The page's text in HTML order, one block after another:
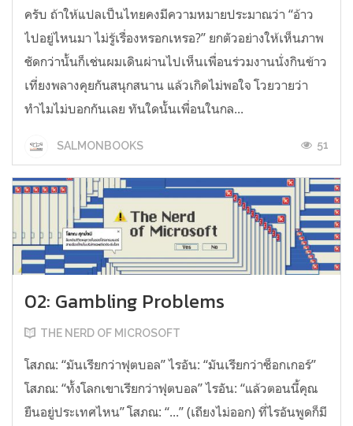
ครับ ถ้าให้แปลเป็นไทยคงมีความหมายประมาณว่า “อ้าว
ไปอยู่ไหนมา ไม่รู้เรื่องหรอกเหรอ?” ยกตัวอย่างให้เห็นภาพ
ชัดกว่านั้นก็เช่นผมเดินผ่านไปเห็นเพื่อนร่วมงานนั่งกินข้าว
เที่ยงพลางคุยกันสนุกสนาน แล้วเกิดไม่พอใจ โวยวายว่า
ทำไมไม่บอกกันเลย ทันใดนั้นเพื่อนในกล...
SALMONBOOKS 51
02: Gambling Problems
THE NERD OF MICROSOFT
โสภณ: “มันเรียกว่าฟุตบอล” ไรอัน: “มันเรียกว่าซ็อกเกอร์”
โสภณ: “ทั้งโลกเขาเรียกว่าฟุตบอล” ไรอัน: “แล้วตอนนี้คุณ
ยืนอยู่ประเทศไหน” โสภณ: “...” (เถียงไม่ออก) ที่ไรอันพูดก็มี